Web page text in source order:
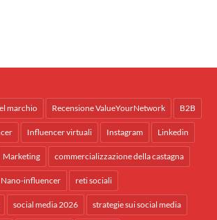
marchio Recensione ValueYourNetwork B2B
Influencer virtuali Instagram Linkedin
Marketing commercializzazione della castagna
Nano-influencer reti sociali
social media 2026 strategie sui social media